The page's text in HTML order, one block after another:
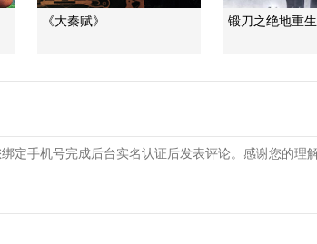
《大秦赋》 锻刀之绝地重生